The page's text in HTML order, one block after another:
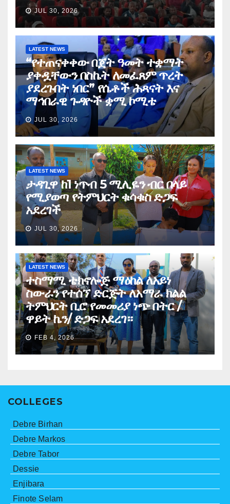
JUL 30, 2026
LATEST NEWS
“የተጠናቀቀው በጀት ዓመት ተቋማት
ያቀዷቸውን በስኬት ለመፈጸም ጥረት
ያደረጉበት ነበር” የሴቶች ሕጻናት እና
ማኅበራዊ ጉዳዮች ቋሚ ኮሚቴ
JUL 30, 2026
LATEST NEWS
ታዳጊዋ ከ1 ነጥብ 5 ሚሊዬን ብር በላይ
የሚያወጣ የትምህርት ቁሳቁስ ድጋፍ
አደረገች
JUL 30, 2026
LATEST NEWS
ተስማሚ ቴክኖሎጅ ማዕከል ለአይነ
ስውራን የተሰኘ ድርጅት ለአማራ ክልል
ትምህርት ቢሮ የመመሪያ ነጭ በትር /
ዋይት ኬን/ ድጋፍ አደረገ።
FEB 4, 2026
COLLEGES
Debre Birhan
Debre Markos
Debre Tabor
Dessie
Enjibara
Finote Selam